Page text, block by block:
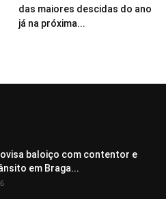
das maiores descidas do ano
já na próxima...
baloiço com contentor e
em Braga...